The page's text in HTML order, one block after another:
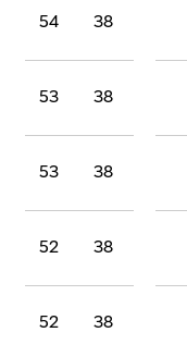
38
54
38
53
38
53
38
52
38
52